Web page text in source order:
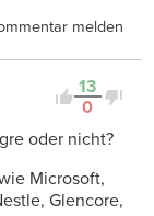
melden
13
0
oder nicht?
Microsoft,
Glencore,